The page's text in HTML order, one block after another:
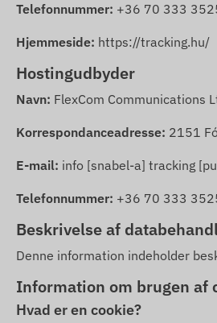
Telefonnummer: +36 70 333
Hjemmeside: https://tracking.hu/
Hostingudbyder
Navn: FlexCom Communications
Korrespondanceadresse: 2151
E-mail: info [snabel-a] tracking
Telefonnummer: +36 70 333
Beskrivelse af
Denne information indeholder
Information om brugen af
Hvad er en cookie?